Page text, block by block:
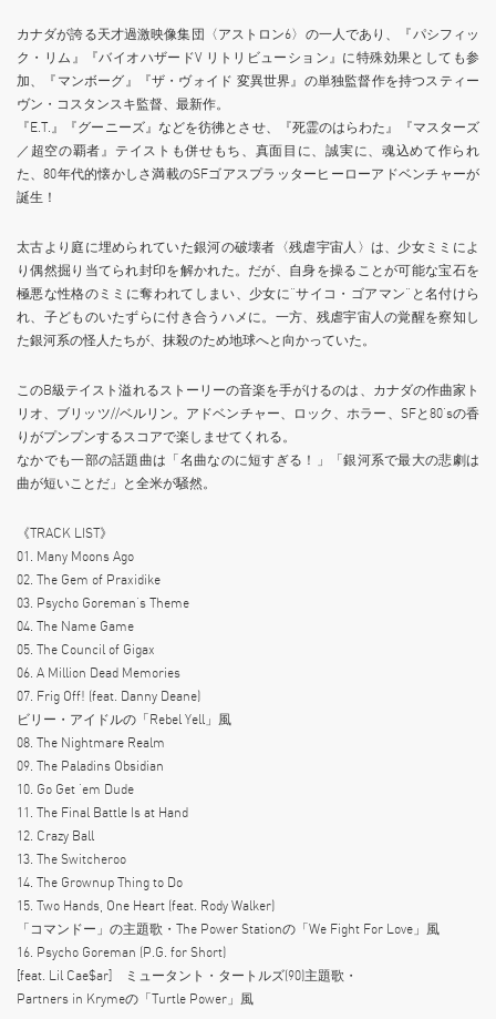
カナダが誇る天才過激映像集団〈アストロン6〉の一人であり、『パシフィッ
ク・リム』『バイオハザードV リトリビューション』に特殊効果としても参
加、『マンボーグ』『ザ・ヴォイド 変異世界』の単独監督作を持つスティー
ヴン・コスタンスキ監督、最新作。
『E.T.』『グーニーズ』などを彷彿とさせ、『死霊のはらわた』『マスターズ
／超空の覇者』テイストも併せもち、真面目に、誠実に、魂込めて作られ
た、80年代的懐かしさ満載のSFゴアスプラッターヒーローアドベンチャーが
誕生！
太古より庭に埋められていた銀河の破壊者〈残虐宇宙人〉は、少女ミミによ
り偶然掘り当てられ封印を解かれた。だが、自身を操ることが可能な宝石を
極悪な性格のミミに奪われてしまい、少女に“サイコ・ゴアマン“と名付けら
れ、子どものいたずらに付き合うハメに。一方、残虐宇宙人の覚醒を察知し
た銀河系の怪人たちが、抹殺のため地球へと向かっていた。
このB級テイスト溢れるストーリーの音楽を手がけるのは、カナダの作曲家ト
リオ、ブリッツ//ベルリン。アドベンチャー、ロック、ホラー、SFと80‘sの香
りがプンプンするスコアで楽しませてくれる。
なかでも一部の話題曲は「名曲なのに短すぎる！」「銀河系で最大の悲劇は
曲が短いことだ」と全米が騒然。
《TRACK LIST》
01. Many Moons Ago
02. The Gem of Praxidike
03. Psycho Goreman’s Theme
04. The Name Game
05. The Council of Gigax
06. A Million Dead Memories
07. Frig Off! (feat. Danny Deane)
ビリー・アイドルの「Rebel Yell」風
08. The Nightmare Realm
09. The Paladins Obsidian
10. Go Get ‘em Dude
11. The Final Battle Is at Hand
12. Crazy Ball
13. The Switcheroo
14. The Grownup Thing to Do
15. Two Hands, One Heart (feat. Rody Walker)
「コマンドー」の主題歌・The Power Stationの「We Fight For Love」風
16. Psycho Goreman (P.G. for Short)
[feat. Lil Cae$ar] ミュータント・タートルズ(90)主題歌・
Partners in Krymeの「Turtle Power」風